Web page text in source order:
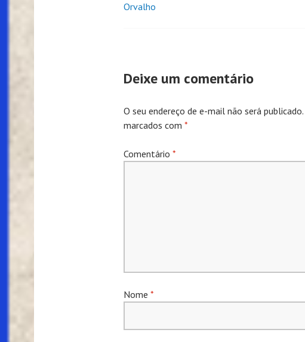
Navegação
Posts
Orvalho
Deixe um comentário
O seu endereço de e-mail não será publicado.
marcados com *
Comentário *
Nome *